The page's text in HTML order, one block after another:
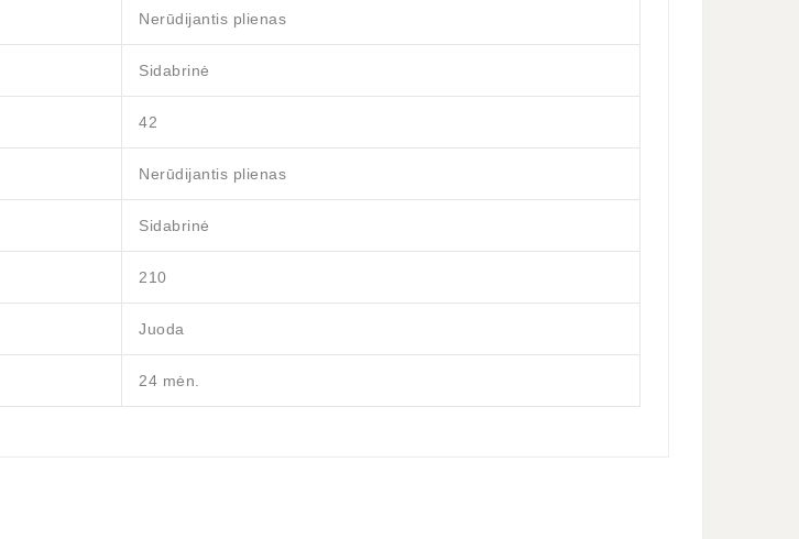
Nerūdijantis plienas
Sidabrinė
42
Nerūdijantis plienas
Sidabrinė
210
Juoda
24 mėn.